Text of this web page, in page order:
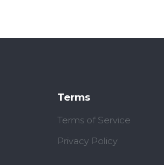
Terms
Terms of Service
Privacy Policy